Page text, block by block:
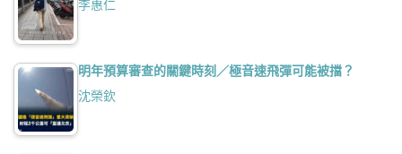
李惠仁
明年預算審查的關鍵時刻／極音速飛彈可能被擋？
沈榮欽